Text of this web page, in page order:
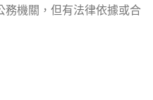
務機關，但有法律依據或合